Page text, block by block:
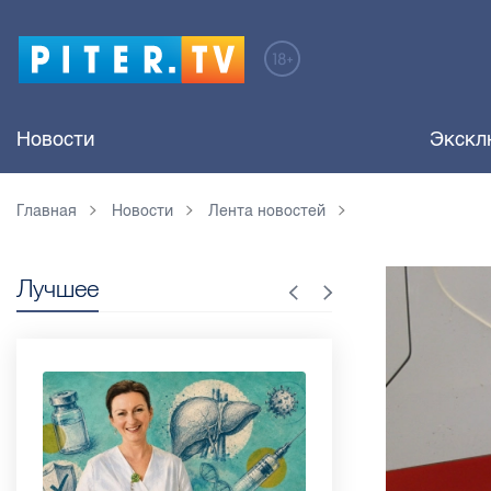
Новости
Главная Новости Лента новостей
Лучшее